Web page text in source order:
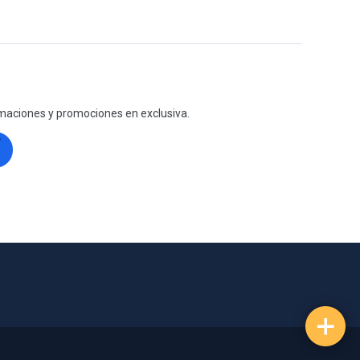
y promociones en exclusiva.
Personnalisez vos préférences pour